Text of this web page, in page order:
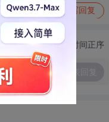
写回复
切换为时间正序